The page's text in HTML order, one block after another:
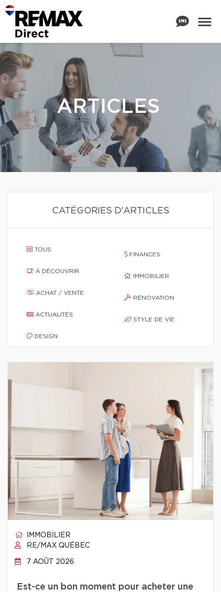
ARTICLES
CATÉGORIES D'ARTICLES
TOUS
À DÉCOUVRIR
ACHAT / VENTE
ACTUALITÉS
DESIGN
FINANCES
IMMOBILIER
RÉNOVATION
STYLE DE VIE
IMMOBILIER
RE/MAX QUÉBEC
7 AOÛT 2026
Est-ce un bon moment pour acheter une